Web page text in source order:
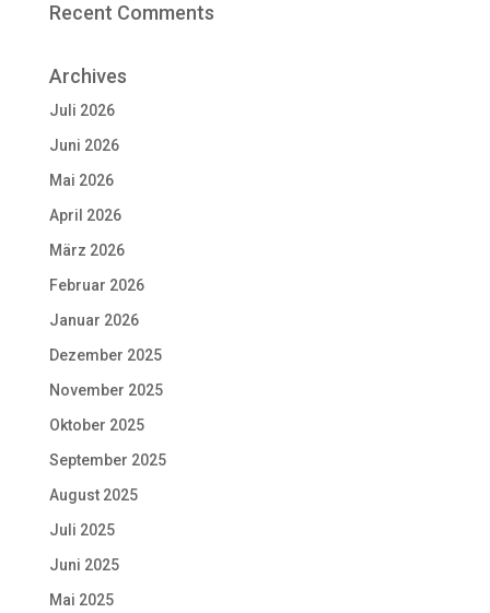
Recent Comments
Archives
Juli 2026
Juni 2026
Mai 2026
April 2026
März 2026
Februar 2026
Januar 2026
Dezember 2025
November 2025
Oktober 2025
September 2025
August 2025
Juli 2025
Juni 2025
Mai 2025